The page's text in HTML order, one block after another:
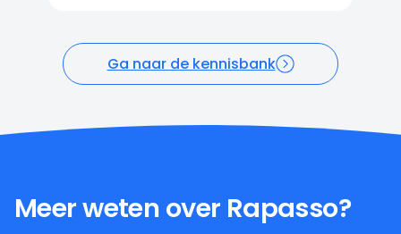
Ga naar de kennisbank
Meer weten over Rapasso?